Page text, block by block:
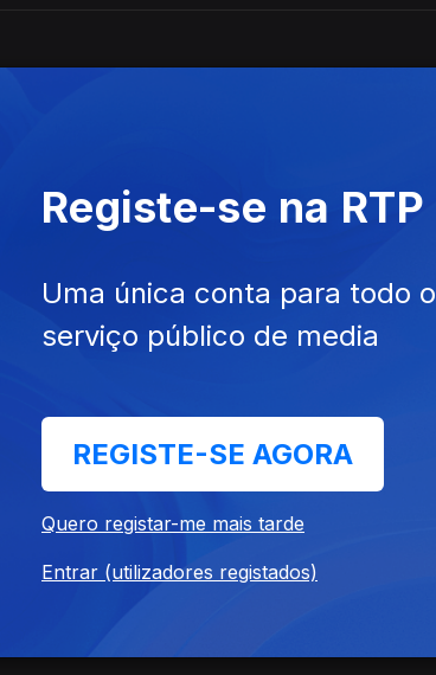
Registe-se na RTP
Uma única conta para todo o
serviço público de media
REGISTE-SE AGORA
Quero registar-me mais tarde
Entrar (utilizadores registados)